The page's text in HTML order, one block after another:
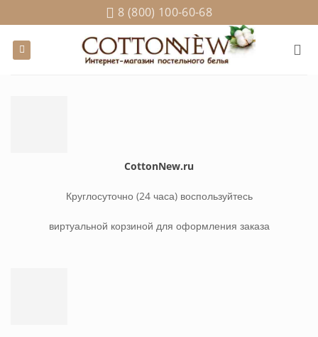
to
content
8 (800) 100-60-68
CottonNew.ru
Круглосуточно (24 часа) воспользуйтесь
виртуальной корзиной для оформления заказа